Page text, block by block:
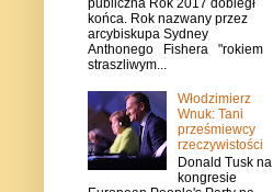
publiczna Rok 2017 dobiegł
końca. Rok nazwany przez
arcybiskupa Sydney
Anthonego Fishera "rokiem
straszliwym...
Włodzimierz
Wnuk: Tani
prześmiewcy
rzeczywistości
Donald Tusk na
kongresie